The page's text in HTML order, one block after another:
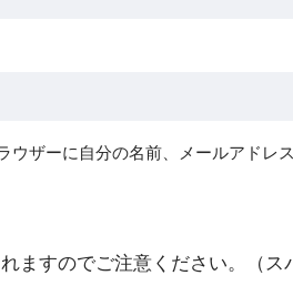
ウザーに自分の名前、メールアドレ
ますのでご注意ください。（ス